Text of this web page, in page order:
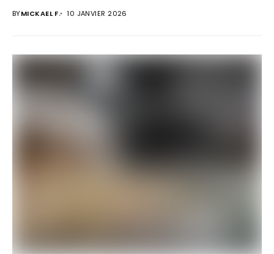
BYMICKAEL F. 10 JANVIER 2026